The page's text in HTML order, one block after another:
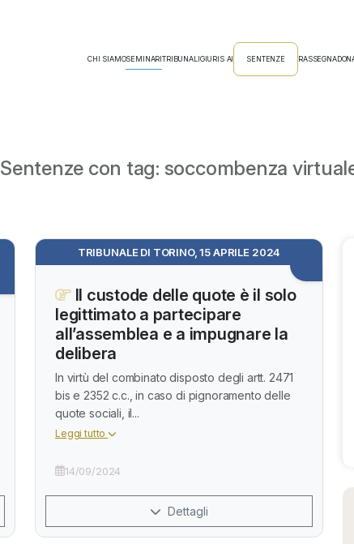
CHI SIAMOSEMINARITRIBUNALIGIURIS AI SENTENZE RASSEGNA
Sentenze con tag: soccombenza
TRIBUNALE DI TORINO, 15 APRILE 2024
Il custode delle quote è il solo
legittimato a partecipare
all’assemblea e a impugnare la
delibera
In virtù del combinato disposto degli artt. 2471
bis e 2352 c.c., in caso di pignoramento delle
quote sociali, il...
Leggi tutto
14/09/2024
Dettagli